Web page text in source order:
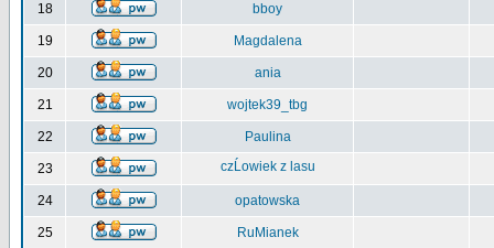
18 bboy
19 Magdalena
20 ania
21 wojtek39_tbg
22 Paulina
23 czĹowiek z lasu
24 opatowska
25 RuMianek